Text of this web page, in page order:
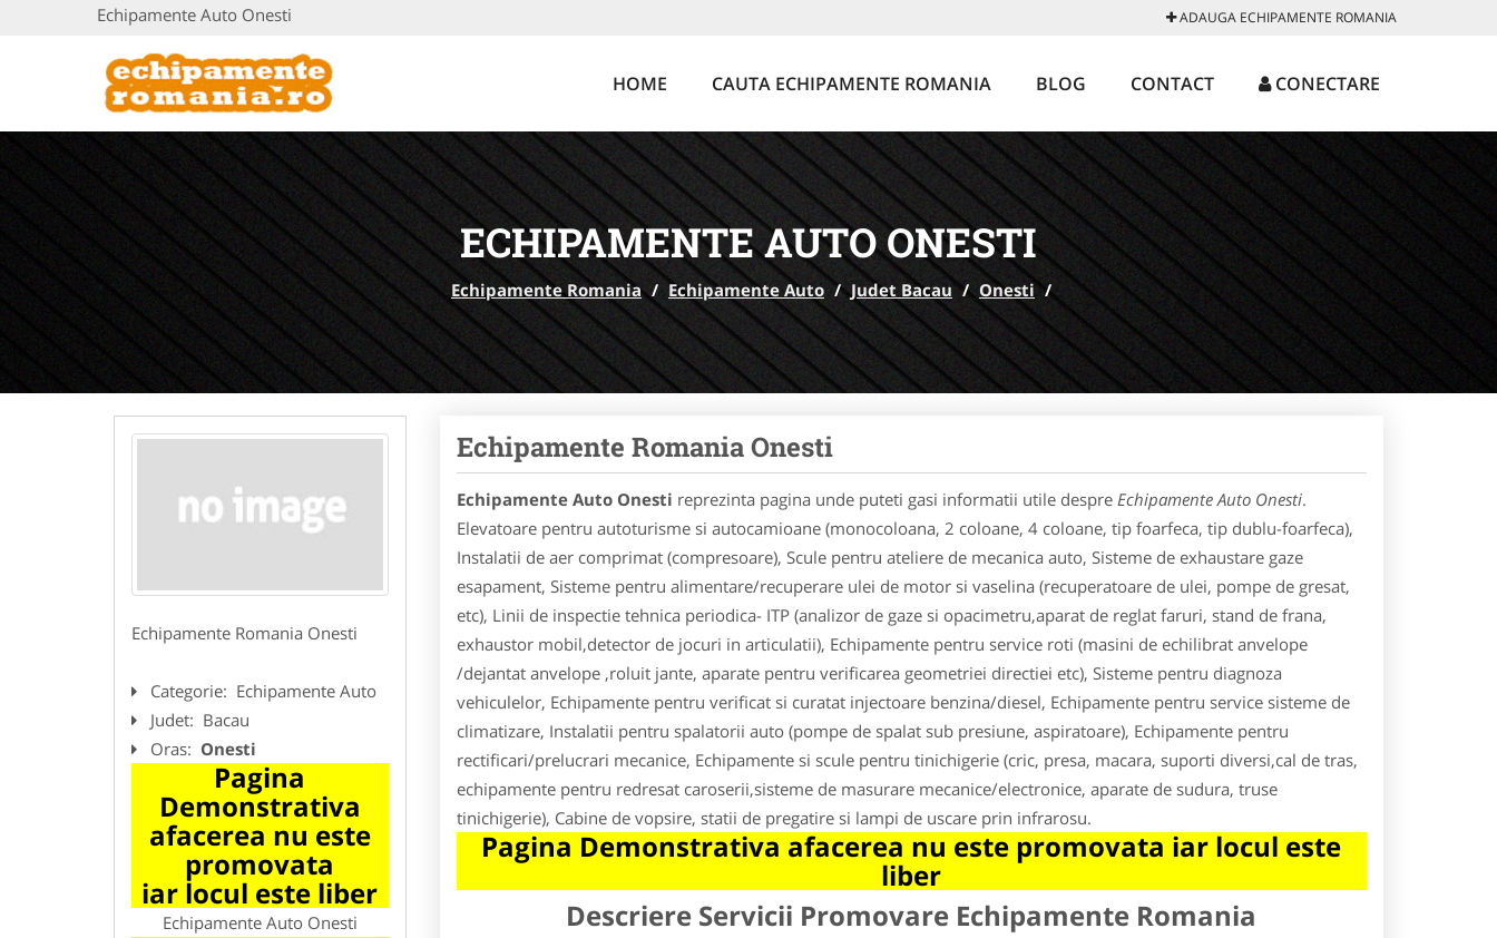
Echipamente Auto Onesti ADAUGA ECHIPAMENTE ROMANIA
HOME CAUTA ECHIPAMENTE ROMANIA BLOG CONTACT CONECTARE
ECHIPAMENTE AUTO ONESTI
Echipamente Romania / Echipamente Auto / Judet Bacau / Onesti /
Echipamente Romania Onesti
Categorie: Echipamente Auto
Judet: Bacau
Oras: Onesti
Pagina
Demonstrativa
afacerea nu este
promovata
iar locul este liber
Echipamente Auto Onesti
Echipamente Romania Onesti
Echipamente Auto Onesti reprezinta pagina unde puteti gasi informatii utile despre Echipamente Auto Onesti.
Elevatoare pentru autoturisme si autocamioane (monocoloana, 2 coloane, 4 coloane, tip foarfeca, tip dublu-foarfeca),
Instalatii de aer comprimat (compresoare), Scule pentru ateliere de mecanica auto, Sisteme de exhaustare gaze
esapament, Sisteme pentru alimentare/recuperare ulei de motor si vaselina (recuperatoare de ulei, pompe de gresat,
etc), Linii de inspectie tehnica periodica- ITP (analizor de gaze si opacimetru,aparat de reglat faruri, stand de frana,
exhaustor mobil,detector de jocuri in articulatii), Echipamente pentru service roti (masini de echilibrat anvelope
/dejantat anvelope ,roluit jante, aparate pentru verificarea geometriei directiei etc), Sisteme pentru diagnoza
vehiculelor, Echipamente pentru verificat si curatat injectoare benzina/diesel, Echipamente pentru service sisteme de
climatizare, Instalatii pentru spalatorii auto (pompe de spalat sub presiune, aspiratoare), Echipamente pentru
rectificari/prelucrari mecanice, Echipamente si scule pentru tinichigerie (cric, presa, macara, suporti diversi,cal de tras,
echipamente pentru redresat caroserii,sisteme de masurare mecanice/electronice, aparate de sudura, truse
tinichigerie), Cabine de vopsire, statii de pregatire si lampi de uscare prin infrarosu.
Pagina Demonstrativa afacerea nu este promovata iar locul este
liber
Descriere Servicii Promovare Echipamente Romania